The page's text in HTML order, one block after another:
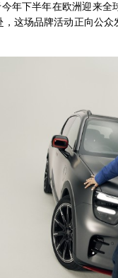
年下半年在欧洲迎来
这场品牌活动正向公